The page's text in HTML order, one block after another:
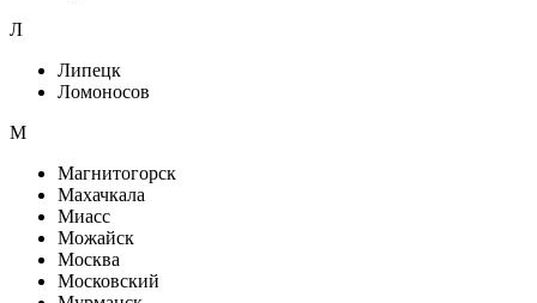
Л
Липецк
Ломоносов
М
Магнитогорск
Махачкала
Миасс
Можайск
Москва
Московский